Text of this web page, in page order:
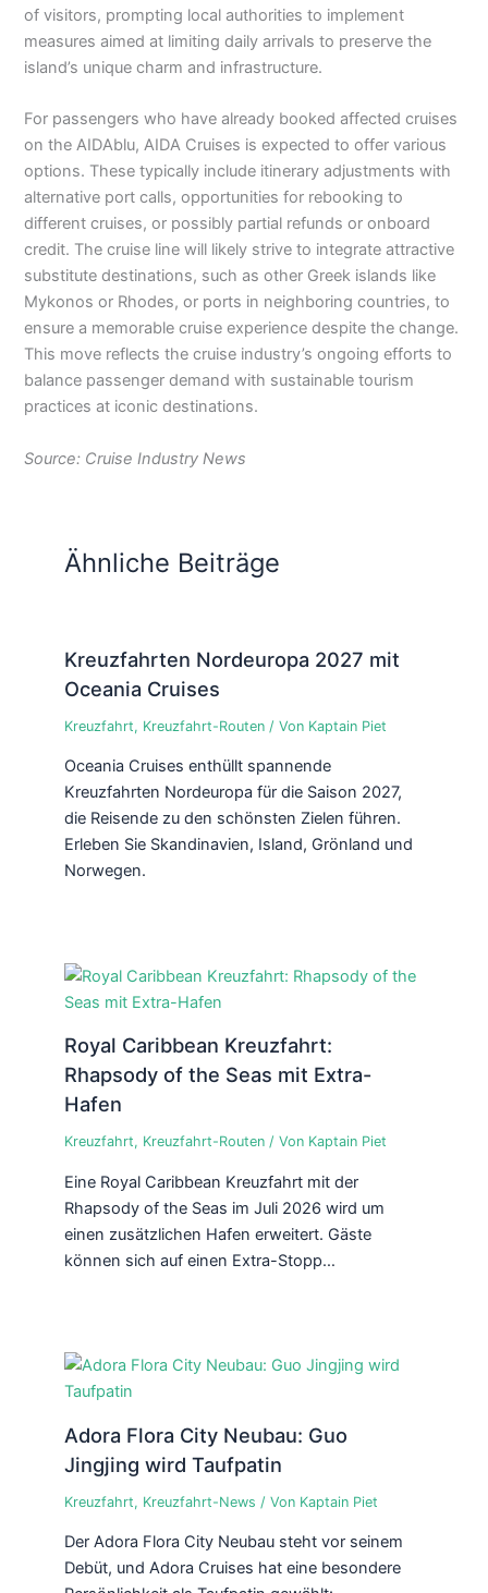
of visitors, prompting local authorities to implement
measures aimed at limiting daily arrivals to preserve the
island’s unique charm and infrastructure.
For passengers who have already booked affected cruises
on the AIDAblu, AIDA Cruises is expected to offer various
options. These typically include itinerary adjustments with
alternative port calls, opportunities for rebooking to
different cruises, or possibly partial refunds or onboard
credit. The cruise line will likely strive to integrate attractive
substitute destinations, such as other Greek islands like
Mykonos or Rhodes, or ports in neighboring countries, to
ensure a memorable cruise experience despite the change.
This move reflects the cruise industry’s ongoing efforts to
balance passenger demand with sustainable tourism
practices at iconic destinations.
Source: Cruise Industry News
Ähnliche Beiträge
Kreuzfahrten Nordeuropa 2027 mit
Oceania Cruises
Kreuzfahrt, Kreuzfahrt-Routen/ Von Kaptain Piet
Oceania Cruises enthüllt spannende
Kreuzfahrten Nordeuropa für die Saison 2027,
die Reisende zu den schönsten Zielen führen.
Erleben Sie Skandinavien, Island, Grönland und
Norwegen.
Royal Caribbean Kreuzfahrt:
Rhapsody of the Seas mit Extra-
Hafen
Kreuzfahrt, Kreuzfahrt-Routen/ Von Kaptain Piet
Eine Royal Caribbean Kreuzfahrt mit der
Rhapsody of the Seas im Juli 2026 wird um
einen zusätzlichen Hafen erweitert. Gäste
können sich auf einen Extra-Stopp…
Adora Flora City Neubau: Guo
Jingjing wird Taufpatin
Kreuzfahrt, Kreuzfahrt-News / Von Kaptain Piet
Der Adora Flora City Neubau steht vor seinem
Debüt, und Adora Cruises hat eine besondere